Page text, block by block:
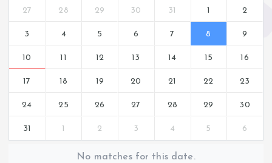
27 28 29 30 31 1 2
3 4 5 6 7 8 9
10 11 12 13 14 15 16
17 18 19 20 21 22 23
24 25 26 27 28 29 30
31 1 2 3 4 5 6
No matches for this date.